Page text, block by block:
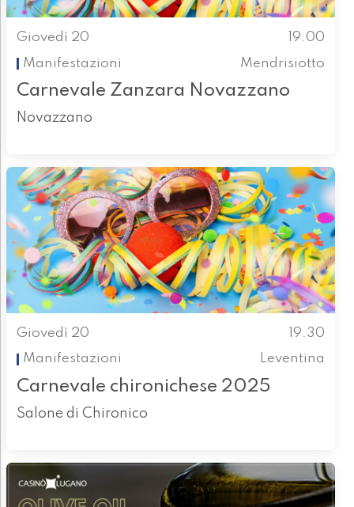
Giovedì 20
19.00
Manifestazioni
Mendrisiotto
Carnevale Zanzara Novazzano
Novazzano
Giovedì 20
19.30
Manifestazioni
Leventina
Carnevale chironichese 2025
Salone di Chironico